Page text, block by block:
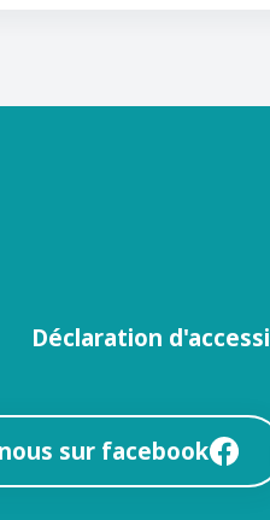
Déclaration
sur facebook